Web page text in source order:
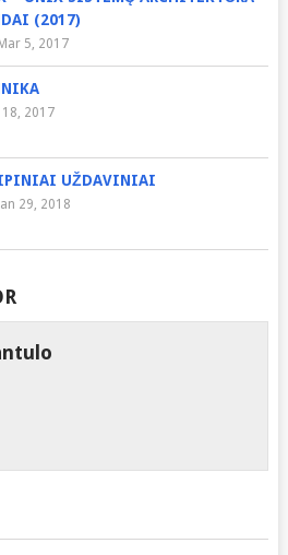
(2017)
5, 2017
18, 2017
UŽDAVINIAI
29, 2018